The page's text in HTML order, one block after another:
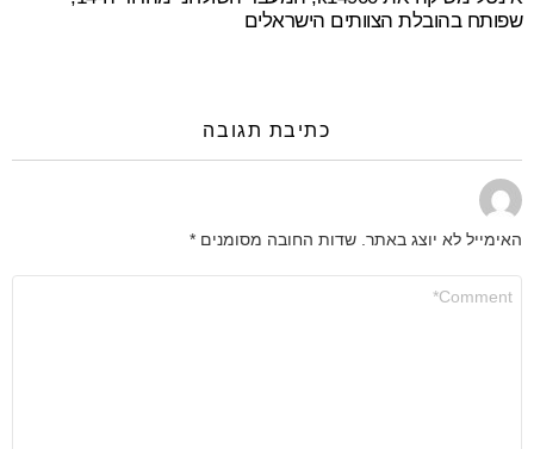
שפותח בהובלת הצוותים הישראלים
כתיבת תגובה
האימייל לא יוצג באתר. שדות החובה מסומנים *
שלך